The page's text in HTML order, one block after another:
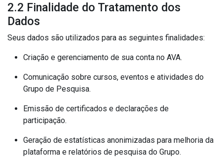
2.2 Finalidade do Tratamento dos
Dados
Seus dados são utilizados para as seguintes finalidades:
Criação e gerenciamento de sua conta no AVA.
Comunicação sobre cursos, eventos e atividades do
Grupo de Pesquisa.
Emissão de certificados e declarações de
participação.
Geração de estatísticas anonimizadas para melhoria da
plataforma e relatórios de pesquisa do Grupo.